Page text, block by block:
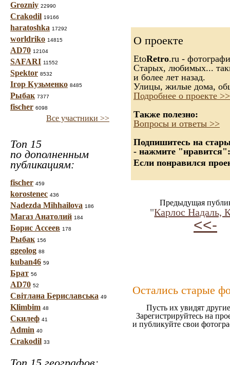
Grozniy 22990
Crakodil 19166
haratoshka 17292
worldriko 14815
AD70 12104
SAFARI 11552
Spektor 8532
Ігор Кузьменко 8485
Рыбак 7377
fischer 6098
Все участники >>
Топ 15
по дополненным
публикациям:
fischer 459
korostenec 436
Nadezda Mihhailova 186
Магаз Анатолий 184
Борис Ассеев 178
Рыбак 156
ggeolog 88
kuban46 59
Брат 56
AD70 52
Світлана Бериславська 49
Klimbim 48
Скилеф 41
Admin 40
Crakodil 33
О проекте
EtoRetro.ru -
Старых, любимых...
и более лет назад.
Улицы, жилые дома,
Подробнее о проекте >>
Также полезно:
Вопросы и ответы >>
Подпишитесь на
- нажмите "нравится":
Если понравился
Предыдущая
"Карлос Надаль,
<<-
Остались старые
Пусть их увидят
Зарегистрируйтесь на
и публикуйте свои